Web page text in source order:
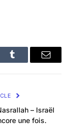
Tumblr Email
– Israël
une fois.